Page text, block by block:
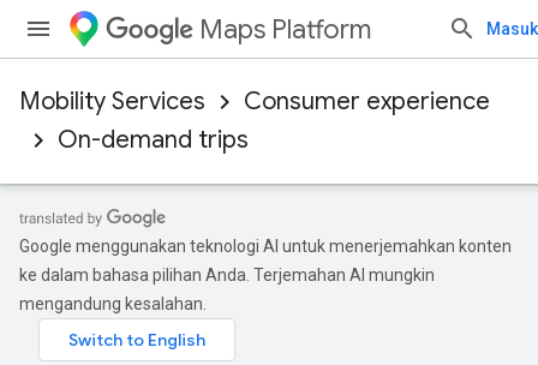
Maps Platform Masuk
Mobility Services
Consumer experience
On-demand trips
Google menggunakan teknologi AI untuk menerjemahkan konten
ke dalam bahasa pilihan Anda. Terjemahan AI mungkin
mengandung kesalahan.